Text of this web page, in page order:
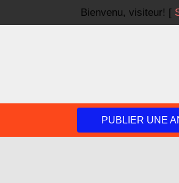
Bienvenu, visiteur! [
PUBLIER UNE